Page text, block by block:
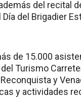
del recital
del Brigadier
de 15.000
Turismo
y
y actividades